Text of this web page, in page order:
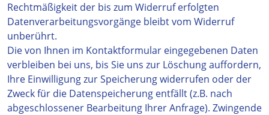
Rechtmäßigkeit der bis zum Widerruf erfolgten
Datenverarbeitungsvorgänge bleibt vom Widerruf
unberührt.
Die von Ihnen im Kontaktformular eingegebenen Daten
verbleiben bei uns, bis Sie uns zur Löschung auffordern,
Ihre Einwilligung zur Speicherung widerrufen oder der
Zweck für die Datenspeicherung entfällt (z.B. nach
abgeschlossener Bearbeitung Ihrer Anfrage). Zwingende